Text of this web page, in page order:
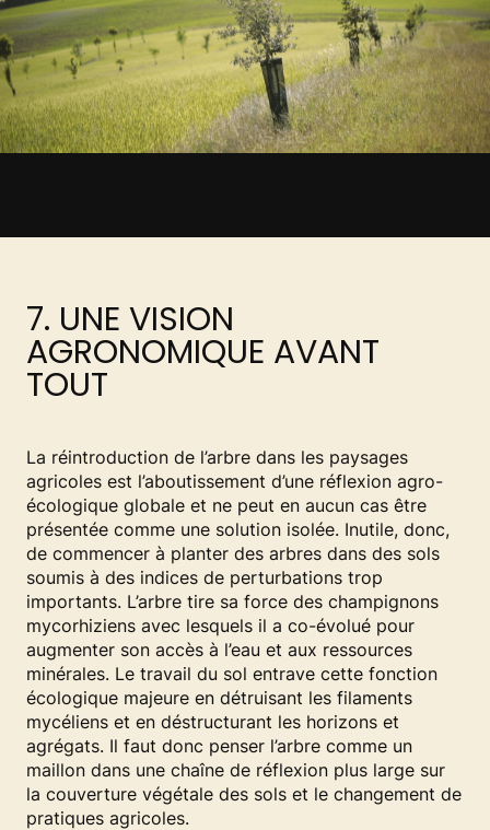
7. UNE VISION
AGRONOMIQUE AVANT
TOUT
La réintroduction de l’arbre dans les paysages
agricoles est l’aboutissement d’une réflexion agro-
écologique globale et ne peut en aucun cas être
présentée comme une solution isolée. Inutile, donc,
de commencer à planter des arbres dans des sols
soumis à des indices de perturbations trop
importants. L’arbre tire sa force des champignons
mycorhiziens avec lesquels il a co-évolué pour
augmenter son accès à l’eau et aux ressources
minérales. Le travail du sol entrave cette fonction
écologique majeure en détruisant les filaments
mycéliens et en déstructurant les horizons et
agrégats. Il faut donc penser l’arbre comme un
maillon dans une chaîne de réflexion plus large sur
la couverture végétale des sols et le changement de
pratiques agricoles.